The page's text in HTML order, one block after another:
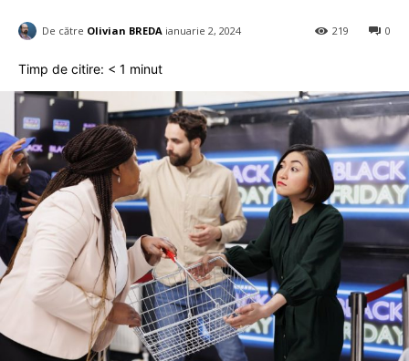
De către Olivian BREDA ianuarie 2, 2024 0
219
Timp de citire: < 1 minut